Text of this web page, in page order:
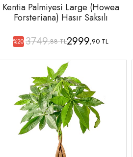
Kentia Palmiyesi Large (Howea
Forsteriana) Hasır Saksılı
%20 3749,88 TL2999,90 TL